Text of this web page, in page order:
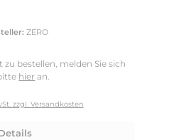
ZERO
bestellen, melden Sie sich
hier an.
zzgl. Versandkosten